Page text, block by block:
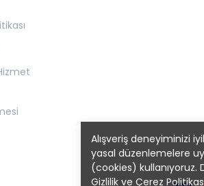
Alışveriş deneyiminizi
yasal düzenlemelere
(cookies) kullanıyoruz.
Gizlilik ve Çerez